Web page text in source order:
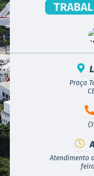
Praça
Atendimento